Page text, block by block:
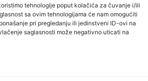
tehnologije poput kolačića za čuvanje i/ili
sa ovim tehnologijama će nam omogućiti
pri pregledanju ili jedinstveni ID-ovi na
saglasnosti može negativno uticati na
te 171.535 smrtnih slučajeva
Rusija (912.823),
Iran (338.825), Velika
(252.809), Turska (246.861),